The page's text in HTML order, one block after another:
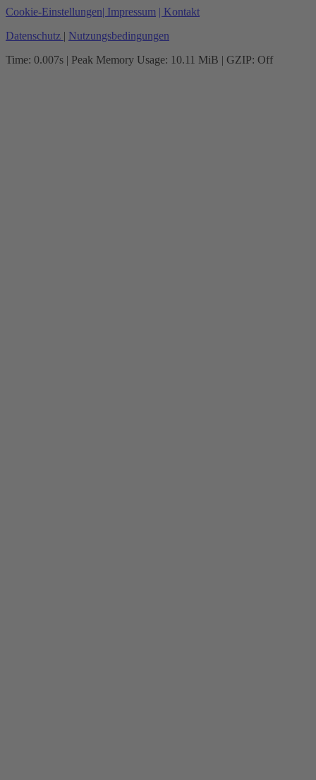
Cookie-Einstellungen| Impressum | Kontakt
Datenschutz | Nutzungsbedingungen
Time: 0.007s | Peak Memory Usage: 10.11 MiB | GZIP: Off